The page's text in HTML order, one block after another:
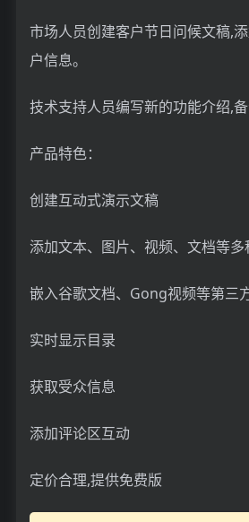
市场人员创建客户节日问候文稿,
户信息。
技术支持人员编写新的功能介绍,备
产品特色：
创建互动式演示文稿
添加文本、图片、视频、文档等多
嵌入谷歌文档、Gong视频等第三
实时显示目录
获取受众信息
添加评论区互动
定价合理,提供免费版